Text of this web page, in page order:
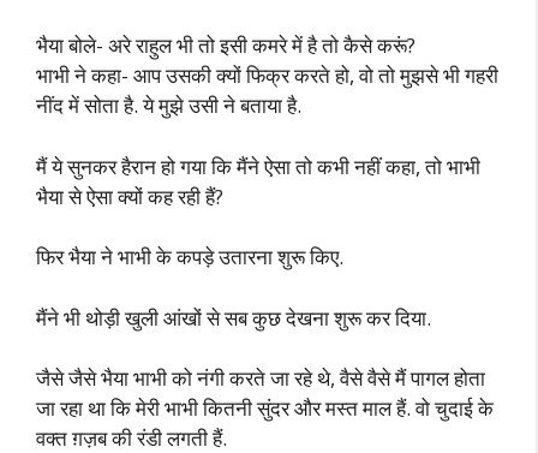
भैया बोले- अरे राहुल भी तो इसी कमरे में है तो कैसे करूं?
भाभी ने कहा- आप उसकी क्यों फिक्र करते हो, वो तो मुझसे भी गहरी
नींद में सोता है. ये मुझे उसी ने बताया है.
मैं ये सुनकर हैरान हो गया कि मैंने ऐसा तो कभी नहीं कहा, तो भाभी
भैया से ऐसा क्यों कह रही हैं?
फिर भैया ने भाभी के कपड़े उतारना शुरू किए.
मैंने भी थोड़ी खुली आंखों से सब कुछ देखना शुरू कर दिया.
जैसे जैसे भैया भाभी को नंगी करते जा रहे थे, वैसे वैसे मैं पागल होता
जा रहा था कि मेरी भाभी कितनी सुंदर और मस्त माल हैं. वो चुदाई के
वक्त ग़ज़ब की रंडी लगती हैं.